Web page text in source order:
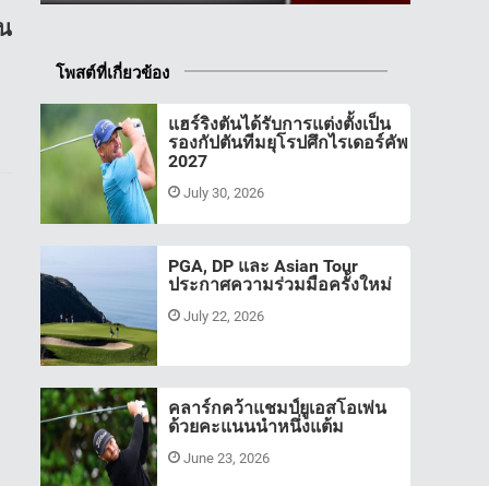
โพสต์ที่เกี่ยวข้อง
แฮร์ริงตันได้รับการแต่งตั้งเป็น
รองกัปตันทีมยุโรปศึกไรเดอร์คัพ
2027
July 30, 2026
PGA, DP และ Asian Tour
ประกาศความร่วมมือครั้งใหม่
July 22, 2026
คลาร์กคว้าแชมป์ยูเอสโอเพ่น
ด้วยคะแนนนำหนึ่งแต้ม
June 23, 2026